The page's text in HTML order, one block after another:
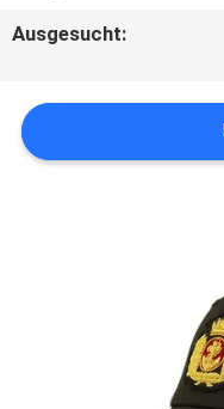
NACHRICHTEN
FÄLLE
Ausgesucht: